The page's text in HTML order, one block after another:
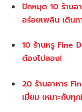
ปักหมุด 10 ร้านอ
อร่อยเพลิน เดินท
10 ร้านหรู Fine
ต้องไปลอง!
20 ร้านอาหาร
เมี่ยม เหมาะกับทุ